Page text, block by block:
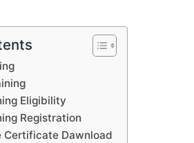
Eligibility
Registration
Certificate Dawnload